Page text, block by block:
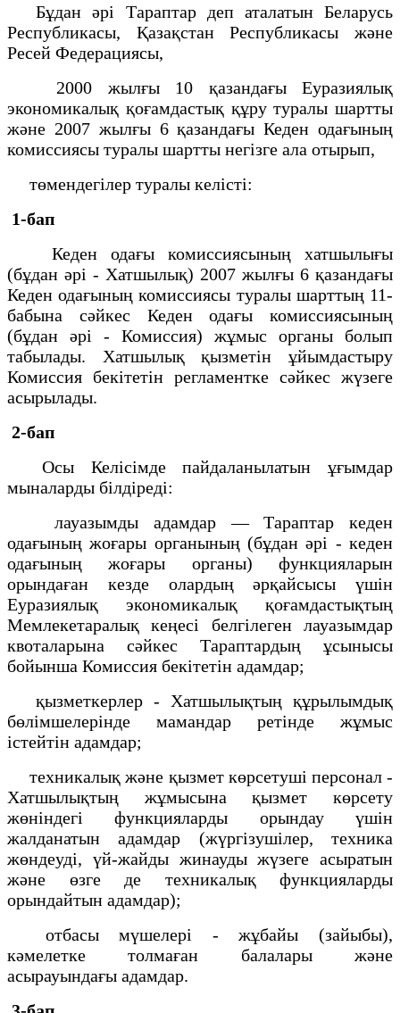
Бұдан әрі Тараптар деп аталатын Беларусь
Республикасы, Қазақстан Республикасы және
Ресей Федерациясы,
2000 жылғы 10 қазандағы Еуразиялық
экономикалық қоғамдастық құру туралы шартты
және 2007 жылғы 6 қазандағы Кеден одағының
комиссиясы туралы шартты негізге ала отырып,
төмендегілер туралы келісті:
1-бап
Кеден одағы комиссиясының хатшылығы
(бұдан әрі - Хатшылық) 2007 жылғы 6 қазандағы
Кеден одағының комиссиясы туралы шарттың 11-
бабына сәйкес Кеден одағы комиссиясының
(бұдан әрі - Комиссия) жұмыс органы болып
табылады. Хатшылық қызметін ұйымдастыру
Комиссия бекітетін регламентке сәйкес жүзеге
асырылады.
2-бап
Осы Келісімде пайдаланылатын ұғымдар
мыналарды білдіреді:
лауазымды адамдар — Тараптар кеден
одағының жоғары органының (бұдан әрі - кеден
одағының жоғары органы) функцияларын
орындаған кезде олардың әрқайсысы үшін
Еуразиялық экономикалық қоғамдастықтың
Мемлекетаралық кеңесі белгілеген лауазымдар
квоталарына сәйкес Тараптардың ұсынысы
бойынша Комиссия бекітетін адамдар;
қызметкерлер - Хатшылықтың құрылымдық
бөлімшелерінде мамандар ретінде жұмыс
істейтін адамдар;
техникалық және қызмет көрсетуші персонал -
Хатшылықтың жұмысына қызмет көрсету
жөніндегі функцияларды орындау үшін
жалданатын адамдар (жүргізушілер, техника
жөндеуді, үй-жайды жинауды жүзеге асыратын
және өзге де техникалық функцияларды
орындайтын адамдар);
отбасы мүшелері - жұбайы (зайыбы),
кәмелетке толмаған балалары және
асырауындағы адамдар.